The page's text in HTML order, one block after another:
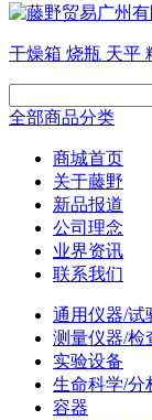
干燥箱 烧瓶 天平
全部商品分类
商城首页
关于藤野
新品报道
公司理念
业界资讯
联系我们
通用仪器/试
测量仪器/检
实验设备
生命科学/分
容器